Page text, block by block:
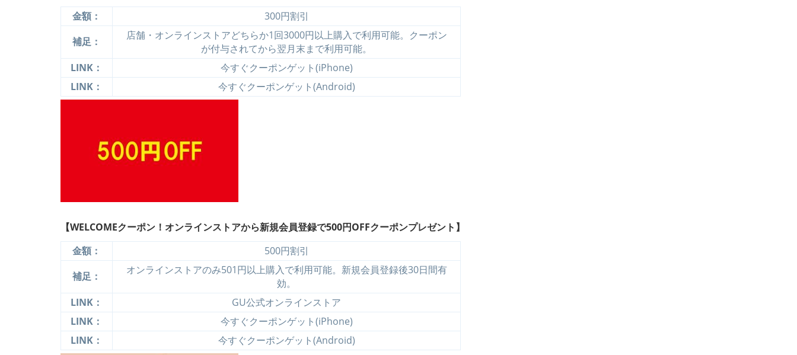
金額：
300円割引
補足：
店舗・オンラインストアどちらか1回3000円以上購入で利用可能。クーポン
が付与されてから翌月末まで利用可能。
LINK：
今すぐクーポンゲット(iPhone)
LINK：
今すぐクーポンゲット(Android)
【WELCOMEクーポン！オンラインストアから新規会員登録で500円OFFクーポンプレゼント】
金額：
500円割引
補足：
オンラインストアのみ501円以上購入で利用可能。新規会員登録後30日間有
効。
LINK：
GU公式オンラインストア
LINK：
今すぐクーポンゲット(iPhone)
LINK：
今すぐクーポンゲット(Android)